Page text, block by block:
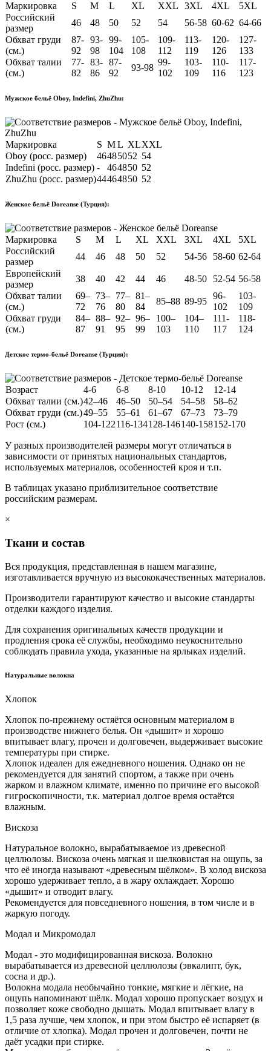
Маркировка S M L XL XXL 3XL 4XL
5XL
Российский
размер
46 48 50 52 54 56-58 60-62 64-66
Обхват груди
(см.)
87-
92
93-
98
99-
104
105-
108
109-
112
113-
119
120-
126
127-
133
Обхват талии
(см.)
77-
82
83-
86
87-
92
93-98
99-
102
103-
109
110-
116
117-
123
Мужское бельё Oboy, Indefini, ZhuZhu:
Маркировка S ML XLXXL
Oboy (росс. размер)
46485052 54
Indefini (росс. размер) - 464850 52
ZhuZhu (росс. размер)44464850 52
Женское бельё Doreanse (Турция):
Маркировка S M L XL XXL 3XL 4XL
5XL
Российский
размер
44 46 48 50 52 54-56 58-60 62-64
Европейский
размер
38 40 42 44 46 48-50 52-54 56-58
Обхват талии
(см.)
69–
72
73–
76
77–
80
81–
84
85–88 89-95
96-
102
103-
109
Обхват груди
(см.)
84–
87
88–
91
92–
95
96–
99
100–
103
104–
110
111-
117
118-
124
Детское термо-бельё Doreanse (Турция):
Возраст 4-6 6-8 8-10 10-12
12-14
Обхват талии (см.)42–46 46–50 50–54 54–58
58–62
Обхват груди (см.)49–55 55–61 61–67 67–73
73–79
Рост (см.)
104-122116-134128-146140-158152-170
У разных производителей размеры могут отличаться в
зависимости от принятых национальных стандартов,
используемых материалов, особенностей кроя и т.п.
В таблицах указано приблизительное соответствие
российским размерам.
×
Ткани и состав
Вся продукция, представленная в нашем магазине,
изготавливается вручную из высококачественных материалов.
Производители гарантируют качество и высокие стандарты
отделки каждого изделия.
Для сохранения оригинальных качеств продукции и
продления срока её службы, необходимо неукоснительно
соблюдать правила ухода, указанные на ярлыках изделий.
Натуральные волокна
Хлопок
Хлопок по-прежнему остяётся основным материалом в
производстве нижнего белья. Он «дышит» и хорошо
впитывает влагу, прочен и долговечен, выдерживает высокие
температуры при стирке.
Хлопок идеален для ежедневного ношения. Однако он не
рекомендуется для занятий спортом, а также при очень
жарком и влажном климате, именно по причине его высокой
гигроскопичности, т.к. материал долгое время остаётся
влажным.
Вискоза
Натуральное волокно, вырабатываемое из древесной
целлюлозы. Вискоза очень мягкая и шелковистая на ощупь, за
что её иногда называют «древесным шёлком». В холод вискоза
хорошо удерживает тепло, а в жару охлаждает. Хорошо
«дышит» и отводит влагу.
Рекомендуется для повседневного ношения, в том числе и в
жаркую погоду.
Модал и Микромодал
Модал - это модифицированная вискоза. Волокно
вырабатывается из древесной целлюлозы (эвкалипт, бук,
сосна и др.).
Волокна модала необычайно тонкие, мягкие и лёгкие, на
ощупь напоминают шёлк. Модал хорошо пропускает воздух и
позволяет коже свободно дышать. Модал впитывает влагу в
1,5 раза лучше, чем хлопок, и при этом быстро её испаряет (в
отличие от хлопка). Модал прочен и долговечен, почти не
даёт усадки при стирке.